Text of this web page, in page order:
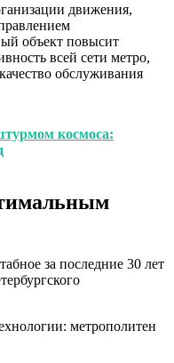
движения,
объект повысит
всей сети метро,
обслуживания
космоса:
за последние 30 лет